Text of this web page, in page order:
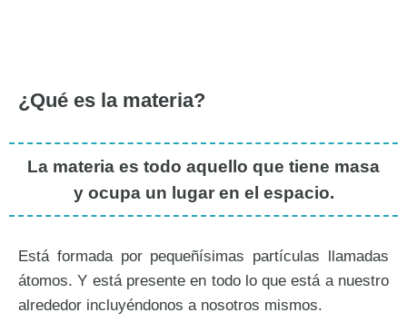
¿Qué es la materia?
La materia es todo aquello que tiene masa
y ocupa un lugar en el espacio.
Está formada por pequeñísimas partículas llamadas
átomos. Y está presente en todo lo que está a nuestro
alrededor incluyéndonos a nosotros mismos.